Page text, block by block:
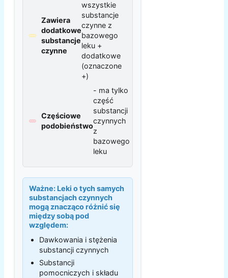
Zawiera
dodatkowe
substancje
czynne
wszystkie
substancje
czynne z
bazowego
leku +
dodatkowe
(oznaczone
+)
Częściowe
podobieństwo
- ma tylko
część
substancji
czynnych
z
bazowego
leku
Ważne: Leki o tych samych
substancjach czynnych
mogą znacząco różnić się
między sobą pod
względem:
Dawkowania i stężenia
substancji czynnych
Substancji
pomocniczych i składu